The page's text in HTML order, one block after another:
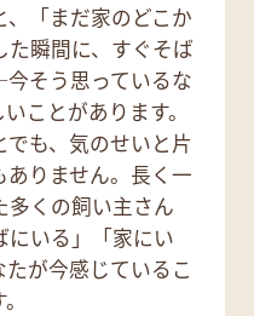
「まだ家のどこか
た瞬間に、すぐそば
そう思っているな
ことがあります。
も、気のせいと片
りません。長く一
多くの飼い主さん
にいる」「家にい
が今感じているこ